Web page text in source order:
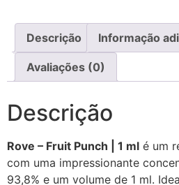
Descrição Informação
Avaliações (0)
Descrição
Rove – Fruit Punch | 1 ml é um
com uma impressionante
93,8% e um volume de 1 ml.